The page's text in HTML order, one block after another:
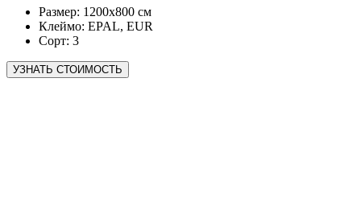
Размер: 1200х800 см
Клеймо: EPAL, EUR
Сорт: 3